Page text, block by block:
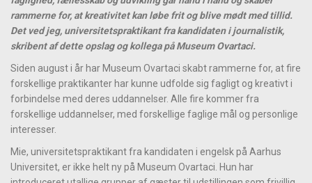
rammerne for, at kreativitet kan løbe frit og blive mødt med tillid.
Det ved jeg, universitetspraktikant fra kandidaten i journalistik,
skribent af dette opslag og kollega på Museum Ovartaci.
Siden august i år har Museum Ovartaci skabt rammerne for, at fire
forskellige praktikanter har kunne udfolde sig fagligt og kreativt i
forbindelse med deres uddannelser. Alle fire kommer fra
forskellige uddannelser, med forskellige faglige mål og personlige
interesser.
Mie, universitetspraktikant fra kandidaten i engelsk på Aarhus
Universitet, er ikke helt ny på Museum Ovartaci. Hun har